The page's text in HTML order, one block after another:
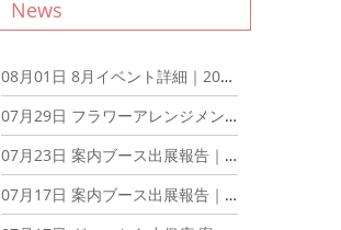
News
08月01日 8月イベント詳細｜2026年8月1日
07月29日 フラワーアレンジメントとアフタヌーンティーを楽しむ会を開催しました！｜2026年7月29日
07月23日 案内ブース出展報告｜2026年7月23日
07月17日 案内ブース出展報告｜2026年7月17日